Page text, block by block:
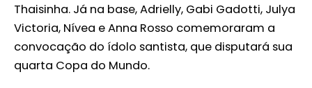
Thaisinha. Já na base, Adrielly, Gabi Gadotti, Julya
Victoria, Nívea e Anna Rosso comemoraram a
convocação do ídolo santista, que disputará sua
quarta Copa do Mundo.